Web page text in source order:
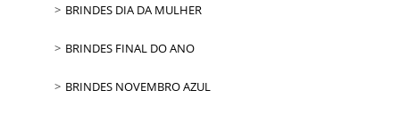
BRINDES DIA DA MULHER
BRINDES FINAL DO ANO
BRINDES NOVEMBRO AZUL